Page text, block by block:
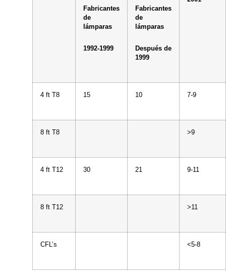
Fabricantes
de
lámparas
1992-1999
Fabricantes
de
lámparas
Después de
1999
4 ft T8 15 10 7-9
8 ft T8 >9
4 ft T12 30 21 9-11
8 ft T12 >11
CFL’s <5-8